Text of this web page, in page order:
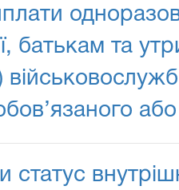
батькам та
статус